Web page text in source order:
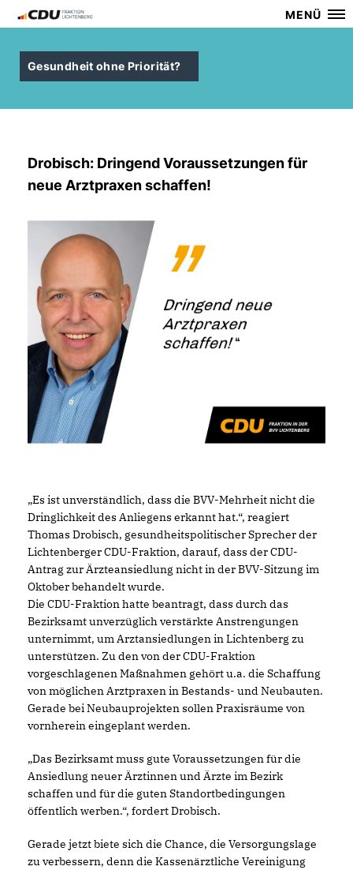
MENÜ
Gesundheit ohne Priorität?
Drobisch: Dringend Voraussetzungen für
neue Arztpraxen schaffen!
Es ist unverständlich, dass die BVV-Mehrheit nicht die
Dringlichkeit des Anliegens erkannt hat.“, reagiert
Thomas Drobisch, gesundheitspolitischer Sprecher der
Lichtenberger CDU-Fraktion, darauf, dass der CDU-
Antrag zur Ärzteansiedlung nicht in der BVV-Sitzung im
Oktober behandelt wurde.
Die CDU-Fraktion hatte beantragt, dass durch das
Bezirksamt unverzüglich verstärkte Anstrengungen
unternimmt, um Arztansiedlungen in Lichtenberg zu
unterstützen. Zu den von der CDU-Fraktion
vorgeschlagenen Maßnahmen gehört u.a. die Schaffung
von möglichen Arztpraxen in Bestands- und Neubauten.
Gerade bei Neubauprojekten sollen Praxisräume von
vornherein eingeplant werden.
Das Bezirksamt muss gute Voraussetzungen für die
Ansiedlung neuer Ärztinnen und Ärzte im Bezirk
schaffen und für die guten Standortbedingungen
öffentlich werben.“, fordert Drobisch.
Gerade jetzt biete sich die Chance, die Versorgungslage
zu verbessern, denn die Kassenärztliche Vereinigung